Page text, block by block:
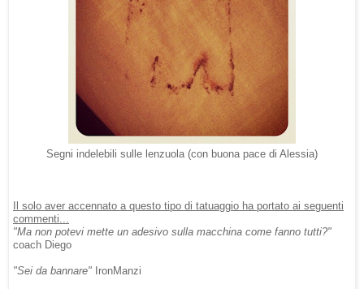
Segni indelebili sulle lenzuola (con buona pace di Alessia)
Il solo aver accennato a questo tipo di tatuaggio ha portato ai seguenti
commenti...
"Ma non potevi mette un adesivo sulla macchina come fanno tutti?"
coach Diego
"Sei da bannare" IronManzi